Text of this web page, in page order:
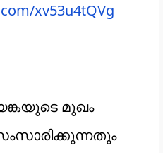
xv53u4tQVg
മുഖം